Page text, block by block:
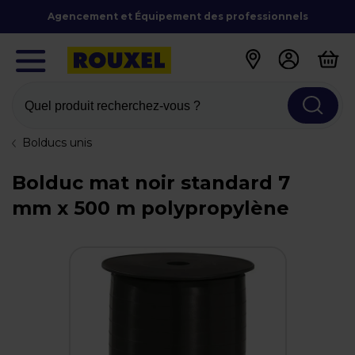
Agencement et Équipement des professionnels
Quel produit recherchez-vous ?
Bolducs unis
Bolduc mat noir standard 7
mm x 500 m polypropylène